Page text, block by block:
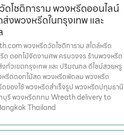
โชติการาม พวงหรีดออนไลน์
งพวงหรีดในกรุงเทพ และ
พวงหรีดวัดโชติการาม สไตล์หรีด
ด ดอกไม้จัดงานศพ ครบวงจร ร้านพวงหรีด
ทั่วเขตกรุงเทพ และ ปริมณฑล ดีไซน์สวยหรู
หรีดดอกไม้สด พวงหรีดพัดลม พวงหรีด
ของใช้ พวงหรีดสำเร็จรูป พวงหรีดปทุมธานี
รี พวงหรีดกทม Wreath delivery to
Thailand